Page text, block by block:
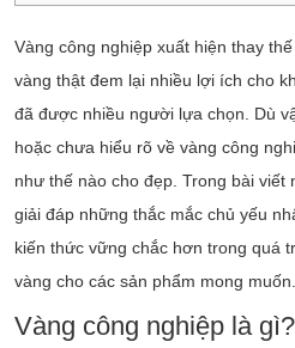
Vàng công nghiệp xuất hiện thay
vàng thật đem lại nhiều lợi ích cho
đã được nhiều người lựa chọn. Dù
hoặc chưa hiểu rõ về vàng công
như thế nào cho đẹp. Trong bài viết
giải đáp những thắc mắc chủ yếu
kiến thức vững chắc hơn trong quá
vàng cho các sản phẩm mong muốn.
Vàng công nghiệp là gì?